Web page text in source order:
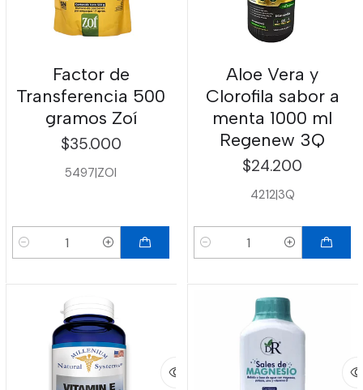
Factor de
Transferencia 500
gramos Zoí
$35.000
5497|ZOI
Cantidad
Aloe Vera y
Clorofila sabor a
menta 1000 ml
Regenew 3Q
$24.200
4212|3Q
Cantidad